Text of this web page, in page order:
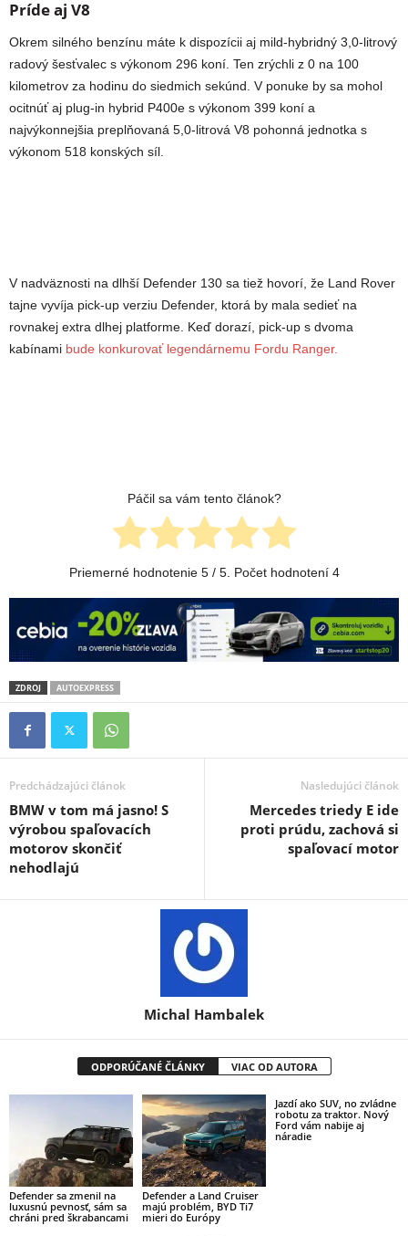
Príde aj V8
Okrem silného benzínu máte k dispozícii aj mild-hybridný 3,0-litrový
radový šesťvalec s výkonom 296 koní. Ten zrýchli z 0 na 100
kilometrov za hodinu do siedmich sekúnd. V ponuke by sa mohol
ocitnúť aj plug-in hybrid P400e s výkonom 399 koní a
najvýkonnejšia preplňovaná 5,0-litrová V8 pohonná jednotka s
výkonom 518 konských síl.
V nadväznosti na dlhší Defender 130 sa tiež hovorí, že Land Rover
tajne vyvíja pick-up verziu Defender, ktorá by mala sedieť na
rovnakej extra dlhej platforme. Keď dorazí, pick-up s dvoma
kabínami bude konkurovať legendárnemu Fordu Ranger.
Páčil sa vám tento článok?
Priemerné hodnotenie 5/ 5. Počet hodnotení 4
ZDROJ AUTOEXPRESS
Predchádzajúci článok
BMW v tom má jasno! S
výrobou spaľovacích
motorov skončiť
nehodlajú
Nasledujúci článok
Mercedes triedy E ide
proti prúdu, zachová si
spaľovací motor
Michal Hambalek
ODPORÚČANÉ ČLÁNKY VIAC OD AUTORA
Defender sa zmenil na
luxusnú pevnosť, sám sa
chráni pred škrabancami
Defender a Land Cruiser
majú problém, BYD Ti7
mieri do Európy
Jazdí ako SUV, no zvládne
robotu za traktor. Nový
Ford vám nabije aj
náradie